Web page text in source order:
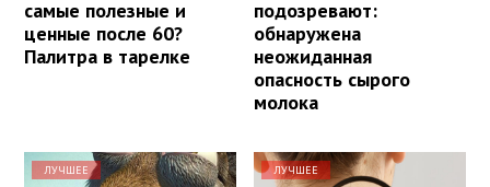
самые полезные и
ценные после 60?
Палитра в тарелке
подозревают:
обнаружена
неожиданная
опасность сырого
молока
ЛУЧШЕЕ ЛУЧШЕЕ